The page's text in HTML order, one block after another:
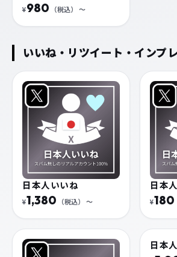
¥980 （税込） 〜
いいね・リツイート・インプ
日本人いいね
¥1,380 （税込） 〜
日本
¥180